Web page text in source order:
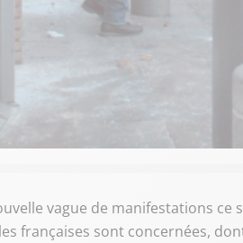
vague de manifestations ce
françaises sont concernées,